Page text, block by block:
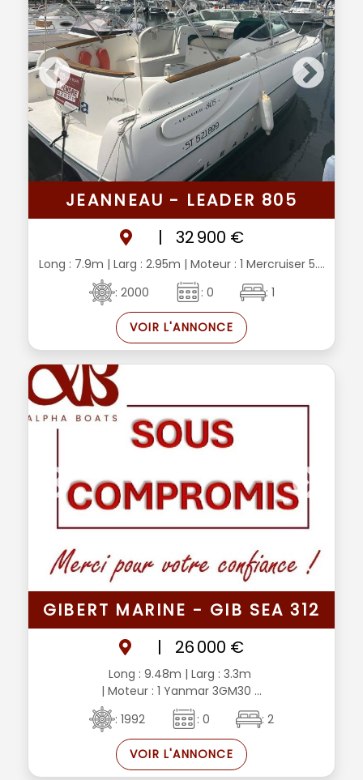
JEANNEAU - LEADER 805
|
32 900 €
Long : 7.9m | Larg : 2.95m | Moteur : 1 Mercruiser 5....
: 2000
: 0 : 1
VOIR L'ANNONCE
GIBERT MARINE - GIB SEA 312
|
26 000 €
Long : 9.48m | Larg : 3.3m
| Moteur : 1 Yanmar 3GM30 ...
: 1992
: 0 : 2
VOIR L'ANNONCE